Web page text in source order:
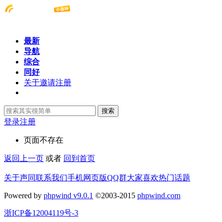
最新
导航
综合
同好
关于邀请注册
搜索
登录注册
页面不存在
返回上一页 或者 回到首页
关于声同联系我们手机网页版QQ群大家喜欢热门话题
Powered by phpwind v9.0.1 ©2003-2015 phpwind.com
浙ICP备12004119号-3